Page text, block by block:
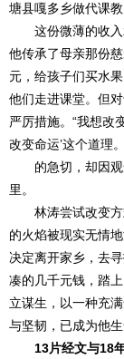
塘县嘎多乡做代课
这份微薄的收入
他传承了母亲那份
元，给孩子们买水
他们走进课堂。但
严厉措施。“我想改
改变命运’这个道理
的急切，却因观
里。
林涛尝试改变方
的火焰被现实无情
决定离开家乡，去
凑的几千元钱，踏
立谋生，以一种充
与坚韧，已成为他
13片经文与18